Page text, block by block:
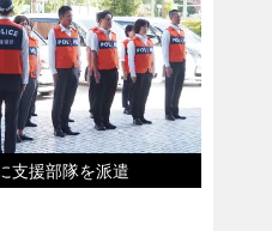
支援部隊を派遣